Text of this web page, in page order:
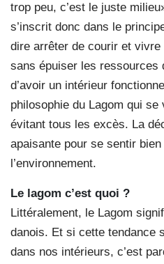
trop peu, c’est le juste
s’inscrit donc dans le
dire arrêter de courir et
sans épuiser les ressources
d’avoir un intérieur
philosophie du Lagom qui
évitant tous les excès. La
apaisante pour se sentir
l’environnement.
Le lagom c’est quoi ?
Littéralement, le Lagom
danois. Et si cette tendance
dans nos intérieurs, c’est